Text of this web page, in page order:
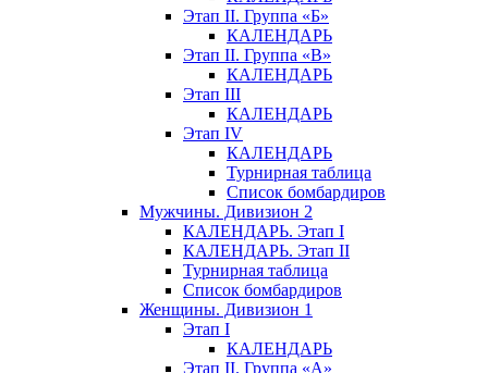
Этап II. Группа «Б»
КАЛЕНДАРЬ
Этап II. Группа «В»
КАЛЕНДАРЬ
Этап III
КАЛЕНДАРЬ
Этап IV
КАЛЕНДАРЬ
Турнирная таблица
Список бомбардиров
Мужчины. Дивизион 2
КАЛЕНДАРЬ. Этап I
КАЛЕНДАРЬ. Этап II
Турнирная таблица
Список бомбардиров
Женщины. Дивизион 1
Этап I
КАЛЕНДАРЬ
Этап II. Группа «А»